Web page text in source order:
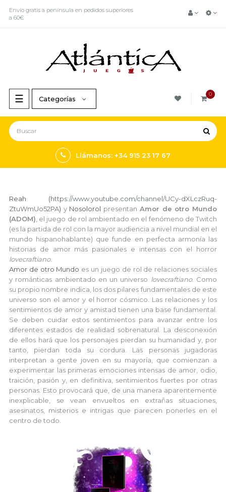
Envío gratis a península en pedidos superiores
a 60€
Navegación
de
palanca
☰ 0
Categorías
Llámanos: +34 915 23 17 67
Reah (https://www.youtube.com/channel/UCy-dXLczRuq-
ZtuWmUo52PA) y Nosolorol presentan Amor de otro Mundo
(ADOM) , el juego de rol ambientado en el fenómeno de Twitch
(es la partida de rol con la mayor audiencia a nivel mundial en el
mundo hispanohablante) que funde en perfecta armonía las
historias de amor más pasionales e intensas con el horror
lovecraftiano.
Amor de otro Mundo es un juego de rol de relaciones sociales
y románticas ambientado en un universo lovecraftiano. Como
su propio nombre indica, los dos pilares fundamentales de este
universo son el amor y el horror cósmico. Las relaciones y los
sentimientos de amor y amistad tienen una base fundamental.
Se deben cuidar estos sentimientos para avanzar entre los
diferentes estados de realidad sobrenatural. La desconexión
de ellos hará que los personajes pierdan su humanidad y, por
tanto, pierdan toda su cordura. Las personas jugadoras
interpretan a gente joven en su mayoría, que comienzan a
experimentar las primeras emociones intensas de amor, odio,
traición, pasión y, en definitiva, sentimientos fuertes por otras
personas. Esto provocará que, de una manera aparentemente
inexplicable, se vean envueltos en extrañas situaciones,
asesinatos, misterios e intrigas que parecen ponerles en el
centro de todo.